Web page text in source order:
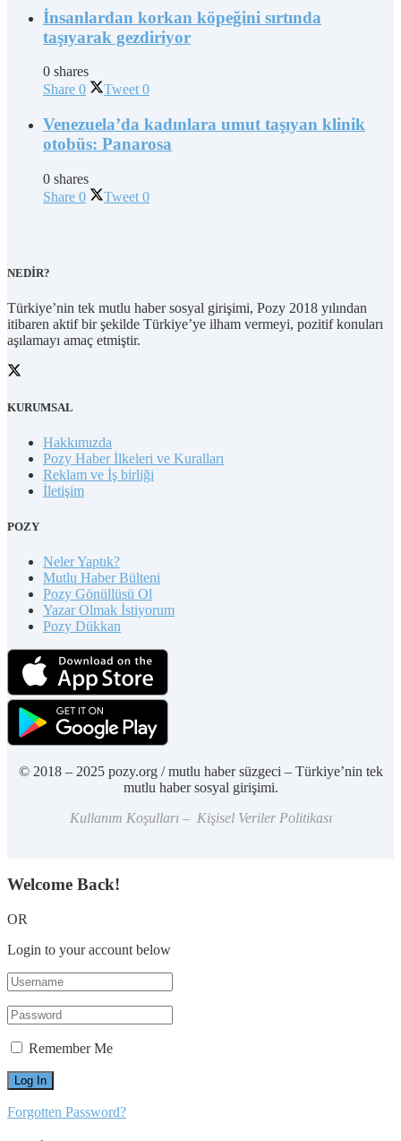
İnsanlardan korkan köpeğini sırtında
taşıyarak gezdiriyor
0 shares
Share 0 Tweet 0
Venezuela’da kadınlara umut taşıyan klinik
otobüs: Panarosa
0 shares
Share 0 Tweet 0
NEDİR?
Türkiye’nin tek mutlu haber sosyal girişimi, Pozy 2018 yılından
itibaren aktif bir şekilde Türkiye’ye ilham vermeyi, pozitif konuları
aşılamayı amaç etmiştir.
KURUMSAL
Hakkımızda
Pozy Haber İlkeleri ve Kuralları
Reklam ve İş birliği
İletişim
POZY
Neler Yaptık?
Mutlu Haber Bülteni
Pozy Gönüllüsü Ol
Yazar Olmak İstiyorum
Pozy Dükkan
© 2018 – 2025 pozy.org / mutlu haber süzgeci – Türkiye’nin tek
mutlu haber sosyal girişimi.
Kullanım Koşulları – Kişisel Veriler Politikası
Welcome Back!
OR
Login to your account below
Remember Me
Forgotten Password?